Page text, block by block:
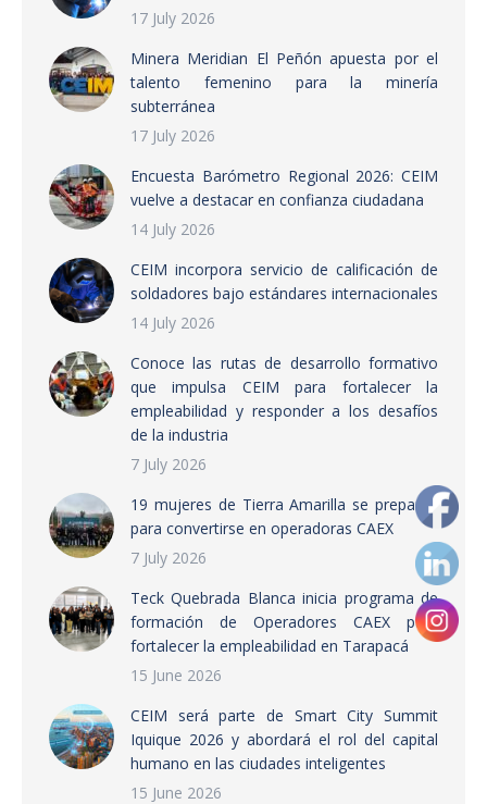
17 July 2026
Minera Meridian El Peñón apuesta por el
talento femenino para la minería
subterránea
17 July 2026
Encuesta Barómetro Regional 2026: CEIM
vuelve a destacar en confianza ciudadana
14 July 2026
CEIM incorpora servicio de calificación de
soldadores bajo estándares internacionales
14 July 2026
Conoce las rutas de desarrollo formativo
que impulsa CEIM para fortalecer la
empleabilidad y responder a los desafíos
de la industria
7 July 2026
19 mujeres de Tierra Amarilla se preparan
para convertirse en operadoras CAEX
7 July 2026
Teck Quebrada Blanca inicia programa de
formación de Operadores CAEX para
fortalecer la empleabilidad en Tarapacá
15 June 2026
CEIM será parte de Smart City Summit
Iquique 2026 y abordará el rol del capital
humano en las ciudades inteligentes
15 June 2026